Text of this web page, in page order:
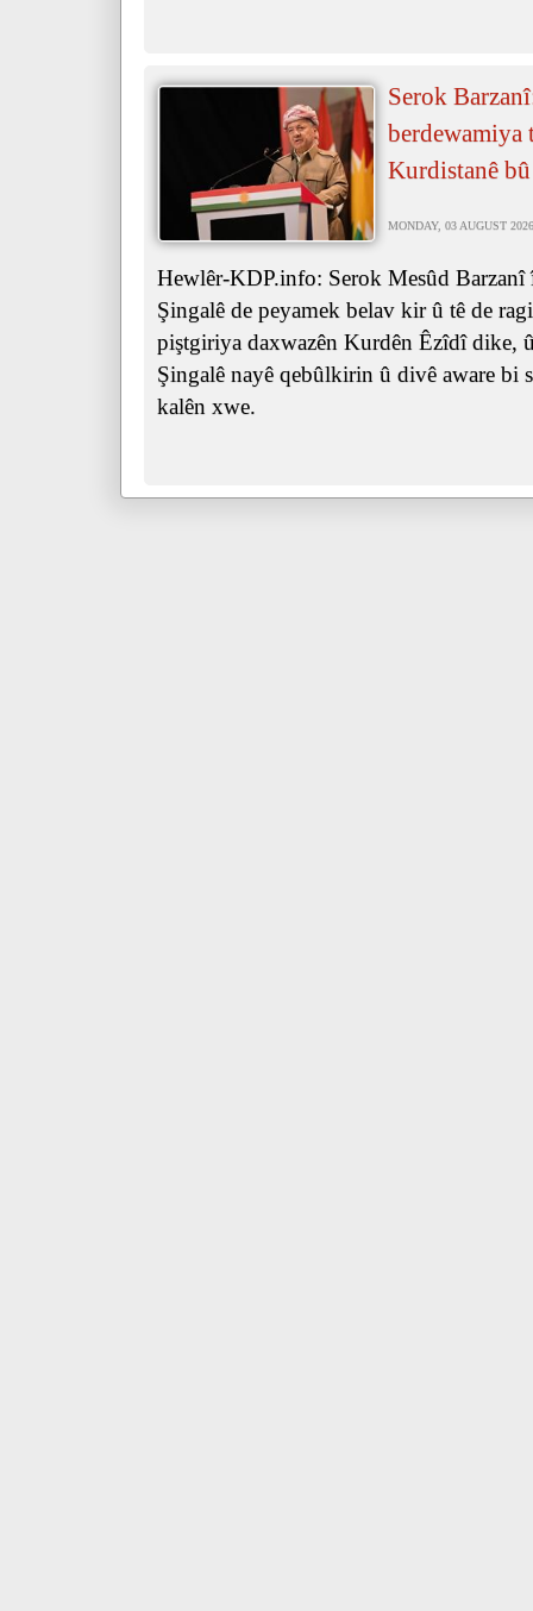
Serok
berdewamiya
Kurdistanê bû
MONDAY, 03 AUGUST
Hewlêr-KDP.info: Serok Mesûd Barzanî
Şingalê de peyamek belav kir û tê de
piştgiriya daxwazên Kurdên Êzîdî dike,
Şingalê nayê qebûlkirin û divê aware bi
kalên xwe.